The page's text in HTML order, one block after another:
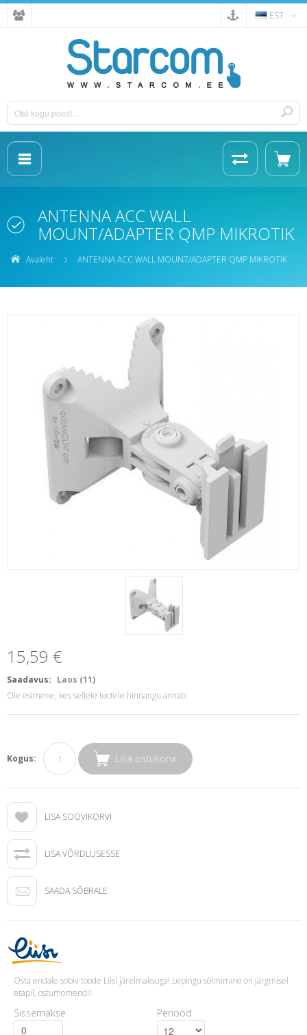
EST
ANTENNA ACC WALL
MOUNT/ADAPTER QMP MIKROTIK
Avaleht ANTENNA ACC WALL MOUNT/ADAPTER QMP MIKROTIK
15,59 €
Saadavus: Laos (11)
Ole esimene, kes sellele tootele hinnangu annab
Kogus: Lisa ostukorvi
LISA SOOVIKORVI
LISA VÕRDLUSESSE
SAADA SÕBRALE
Osta endale sobiv toode Liisi järelmaksuga! Lepingu sõlmimine on järgmisel
etapil, ostumomendil.
Sissemakse Periood